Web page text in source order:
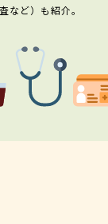
など）も紹介。